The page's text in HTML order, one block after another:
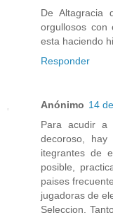
De Altagracia
orgullosos con
esta haciendo
Responder
Anónimo 14
Para acudir a
decoroso,
itegrantes de
posible,
paises
jugadoras de
Seleccion.